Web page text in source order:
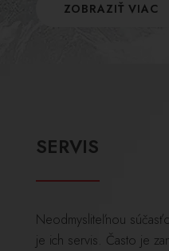
ZOBRAZIŤ VIAC
SERVIS
Neodmysliteľnou
je ich servis. Často je